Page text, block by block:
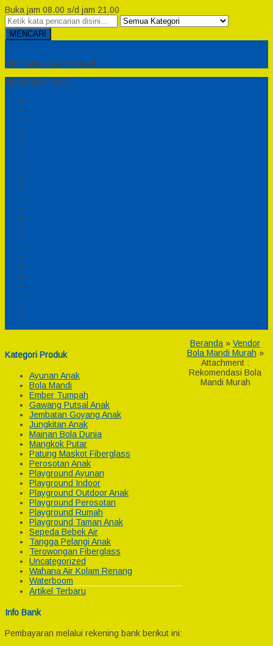
Buka jam 08.00 s/d jam 21.00
MENCARI
Min Haitsu Laa Yahtasib
MENU NAVIGASI
Kategori Produk
Ayunan Anak
Bola Mandi
Ember Tumpah
Gawang Putsal Anak
Jembatan Goyang Anak
Jungkitan Anak
Mainan Bola Dunia
Mangkok Putar
Patung Maskot Fiberglass
Perosotan Anak
Playground Ayunan
Playground Indoor
Playground Outdoor Anak
Playground Perosotan
Playground Rumah
Playground Taman Anak
Sepeda Bebek Air
Tangga Pelangi Anak
Terowongan Fiberglass
Uncategorized
Wahana Air Kolam Renang
Waterboom
Artikel Terbaru
Info Bank
Pembayaran melalui rekening bank berikut ini:
Beranda » Vendor
Bola Mandi Murah »
Attachment :
Rekomendasi Bola
Mandi Murah